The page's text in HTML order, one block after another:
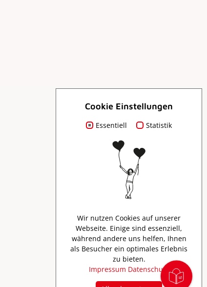
Für Dich
Prospekte
Presse
Creator Program
Cookie Einstellungen
Essentiell Statistik
Wir nutzen Cookies auf unserer
Webseite. Einige sind essenziell,
während andere uns helfen, Ihnen
als Besucher ein optimales Erlebnis
zu bieten.
Impressum Datenschutz